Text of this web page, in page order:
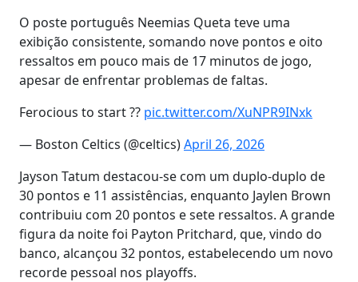
O poste português Neemias Queta teve uma
exibição consistente, somando nove pontos e oito
ressaltos em pouco mais de 17 minutos de jogo,
apesar de enfrentar problemas de faltas.
Ferocious to start ?? pic.twitter.com/XuNPR9INxk
— Boston Celtics (@celtics)April 26, 2026
Jayson Tatum destacou-se com um duplo-duplo de
30 pontos e 11 assistências, enquanto Jaylen Brown
contribuiu com 20 pontos e sete ressaltos. A grande
figura da noite foi Payton Pritchard, que, vindo do
banco, alcançou 32 pontos, estabelecendo um novo
recorde pessoal nos playoffs.